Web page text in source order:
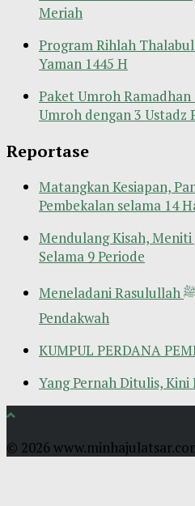
Meriah
Program Rihlah
Yaman 1445 H
Paket Umroh Ramadhan
Umroh dengan 3 Ustadz
Reportase
Matangkan Kesiapan,
Pembekalan selama 14
Mendulang Kisah, Meniti
Selama 9 Periode
Meneladani Rasulullah ﷺ dalam Mengutus Para
Pendakwah
KUMPUL PERDANA
Yang Pernah Ditulis,
© 2026